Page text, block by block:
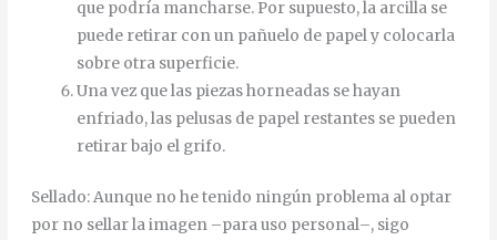
que podría mancharse. Por supuesto,la arcilla se
puede retirar conun pañuelo de papely colocarla
sobre otra superficie.
Unavez quelas piezashorneadas sehayan
enfriado,las pelusas de papel restantes se pueden
retirarbajo el grifo.
Sellado:Aunque no hetenido ningún problema al optar
por no sellarlaimagen –parauso personal–, sigo